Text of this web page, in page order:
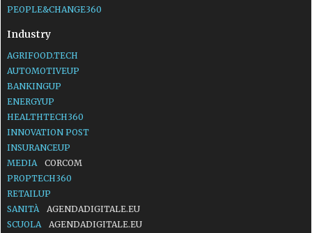
PEOPLE&CHANGE360
Industry
AGRIFOOD.TECH
AUTOMOTIVEUP
BANKINGUP
ENERGYUP
HEALTHTECH360
INNOVATION POST
INSURANCEUP
MEDIA
CORCOM
PROPTECH360
RETAILUP
SANITÀ
AGENDADIGITALE.EU
SCUOLA
AGENDADIGITALE.EU